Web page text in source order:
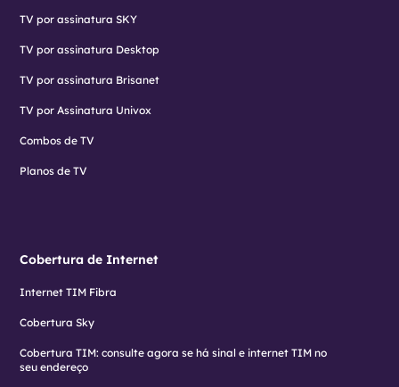
TV por assinatura SKY
TV por assinatura Desktop
TV por assinatura Brisanet
TV por Assinatura Univox
Combos de TV
Planos de TV
Cobertura de Internet
Internet TIM Fibra
Cobertura Sky
Cobertura TIM: consulte agora se há sinal e internet TIM no
seu endereço